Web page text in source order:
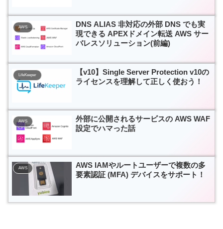
AWS
DNS ALIAS 非対応の外部 DNS でも実
現できる APEXドメイン転送 AWS サー
バレスソリューション(前編)
LifeKeeper
【v10】Single Server Protection v10の
ライセンスを理解して正しく使おう！
AWS
外部に公開されるサービスの AWS WAF
設定でハマった話
AWS
AWS IAMやルートユーザーで複数の多
要素認証 (MFA) デバイスをサポート！